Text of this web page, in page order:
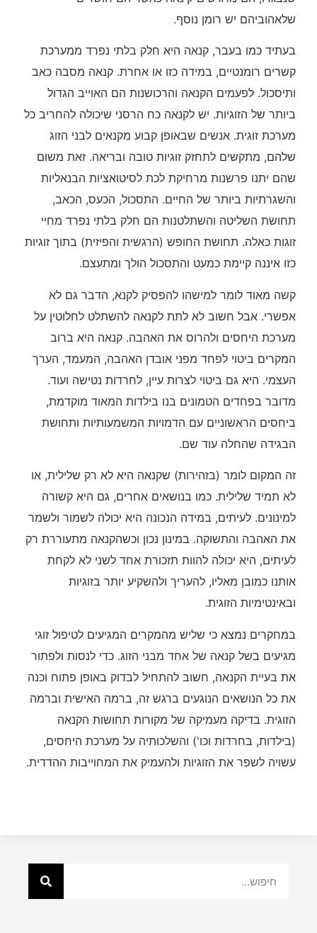
שלאהוביהם יש רומן נוסף.
בעתיד כמו בעבר, קנאה היא חלק בלתי נפרד ממערכת
קשרים רומנטיים, במידה כזו או אחרת. קנאה מסבה כאב
ותיסכול. לפעמים הקנאה והרכושנות הם האוייב הגדול
ביותר של הזוגיות. יש לקנאה כח הרסני שיכולה להחריב כל
מערכת זוגית. אנשים שבאופן קבוע מקנאים לבני הזוג
שלהם, מתקשים לתחזק זוגיות טובה ובריאה. זאת משום
שהם יתנו פרשנות מרחיקת לכת לסיטואציות הבנאליות
והשגרתיות ביותר של החיים. התסכול, הכעס, הכאב,
תחושת השליטה והשתלטנות הם חלק בלתי נפרד מחיי
זוגות כאלה. תחושת החופש (הרגשית והפיזית) בתוך זוגיות
כזו איננה קיימת כמעט והתסכול הולך ומתעצם.
קשה מאוד לומר למישהו להפסיק לקנא, הדבר גם לא
אפשרי. אבל חשוב לא לתת לקנאה להשתלט לחלוטין על
מערכת היחסים ולהרוס את האהבה. קנאה היא ברוב
המקרים ביטוי לפחד מפני אובדן האהבה, המעמד, הערך
העצמי. היא גם ביטוי לצרות עיין, לחרדות נטישה ועוד.
מדובר בפחדים הטמונים בנו בילדות המאוד מוקדמת,
ביחסים הראשוניים עם הדמויות המשמעותיות ותחושת
הבגידה שהחלה עוד שם.
זה המקום לומר (בזהירות) שקנאה היא לא רק שלילית, או
לא תמיד שלילית. כמו בנושאים אחרים, גם היא קשורה
למינונים. לעיתים, במידה הנכונה היא יכולה לשמור ולשמר
את האהבה והתשוקה. במינון נכון וכשהקנאה מתעוררת רק
לעיתים, היא יכולה להוות תזכורת אחד לשני לא לקחת
אותנו כמובן מאליו, להעריך ולהשקיע יותר בזוגיות
ובאינטימיות הזוגית.
במחקרים נמצא כי שליש מהמקרים המגיעים לטיפול זוגי
מגיעים בשל קנאה של אחד מבני הזוג. כדי לנסות ולפתור
את בעיית הקנאה, חשוב להתחיל לבדוק באופן פתוח וכנה
את כל הנושאים הנוגעים ברגש זה, ברמה האישית וברמה
הזוגית. בדיקה מעמיקה של מקורות תחושות הקנאה
(בילדות, בחרדות וכו') והשלכותיה על מערכת היחסים,
עשויה לשפר את הזוגיות ולהעמיק את המחוייבות ההדדית.